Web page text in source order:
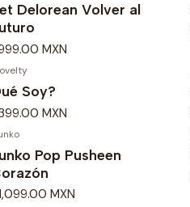
Delorean Volver al
MXN
Soy?
MXN
Pop Pusheen
MXN